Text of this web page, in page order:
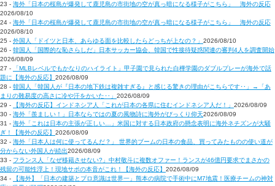
23 - 海外「日本の桜島が爆発して鹿児島の市街地の空が真っ暗になる様子がこちら」 海外の反応
2026/08/10
24 - 海外「日本の桜島が爆発して鹿児島の市街地の空が真っ暗になる様子がこちら」 海外の反応
2026/08/10
25 - 外国人「ドイツと日本、あらゆる面を比較したらどっちが上なの？」 2026/08/10
26 - 韓国人「国際的な恥さらしだ」日本サッカー協会、韓国で性接待疑惑関連の審判4人を調査開始
2026/08/09
27 -
「MLBレベルでもかなりのハイライト」甲子園で見られた白樺学園のダブルプレーが海外で話
題に【海外の反応】 2026/08/09
28 - 韓国人「韓国人が『日本の地下鉄は複雑すぎる』と感じる驚きの理由がこちらです‥」→「あ
まりの難易度の高さに冷や汗をかいた‥」 2026/08/09
29 -
【海外の反応】インドネシア人「これが日本の各県に住むインドネシア人だ！」 2026/08/09
30 - 海外「羨ましい！」日本ならではの夏の風物詩に海外がびっくり仰天2026/08/09
31 - 海外「これは日本の主張が正しい…」米国に対する日本政府の懸念表明に海外ネチズンが大騒
ぎ！【海外の反応】 2026/08/09
32 - 海外「日本人は何に使ってるんだ？」 世界的ブームの日本の食品、買ってみたものの使い道が
分からない外国人が続出2026/08/09
33 - フランス人「なぜ移籍させない?」中村敬斗に複数オファー！ランスが46億円要求でまさかの
残留の可能性浮上！現地サポの本音がこれ！【海外の反応】 2026/08/09
34 -
【海外】「日本の建築とプロ意識は世界一」熊本の病院で手術中にM7地震！医療チームの神対